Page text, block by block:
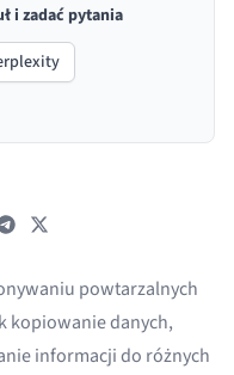
i zadać pytania
Telegram
powtarzalnych
kopiowanie danych,
informacji do różnych